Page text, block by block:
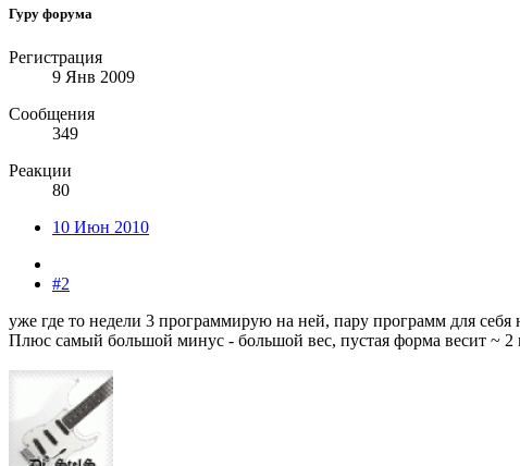
Гуру форума
Регистрация
9 Янв 2009
Сообщения
349
Реакции
80
10 Июн 2010
#2
уже где то недели 3 программирую на ней, пару программ для
Плюс самый большой минус - большой вес, пустая форма весит ~ 2